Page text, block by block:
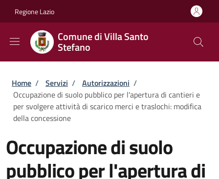
Regione Lazio
Comune di Villa Santo
Stefano
Briciole di pane
Home / Servizi / Autorizzazioni /
Occupazione di suolo pubblico per l'apertura di cantieri e
per svolgere attività di scarico merci e traslochi: modifica
della concessione
Occupazione di suolo
pubblico per l'apertura di